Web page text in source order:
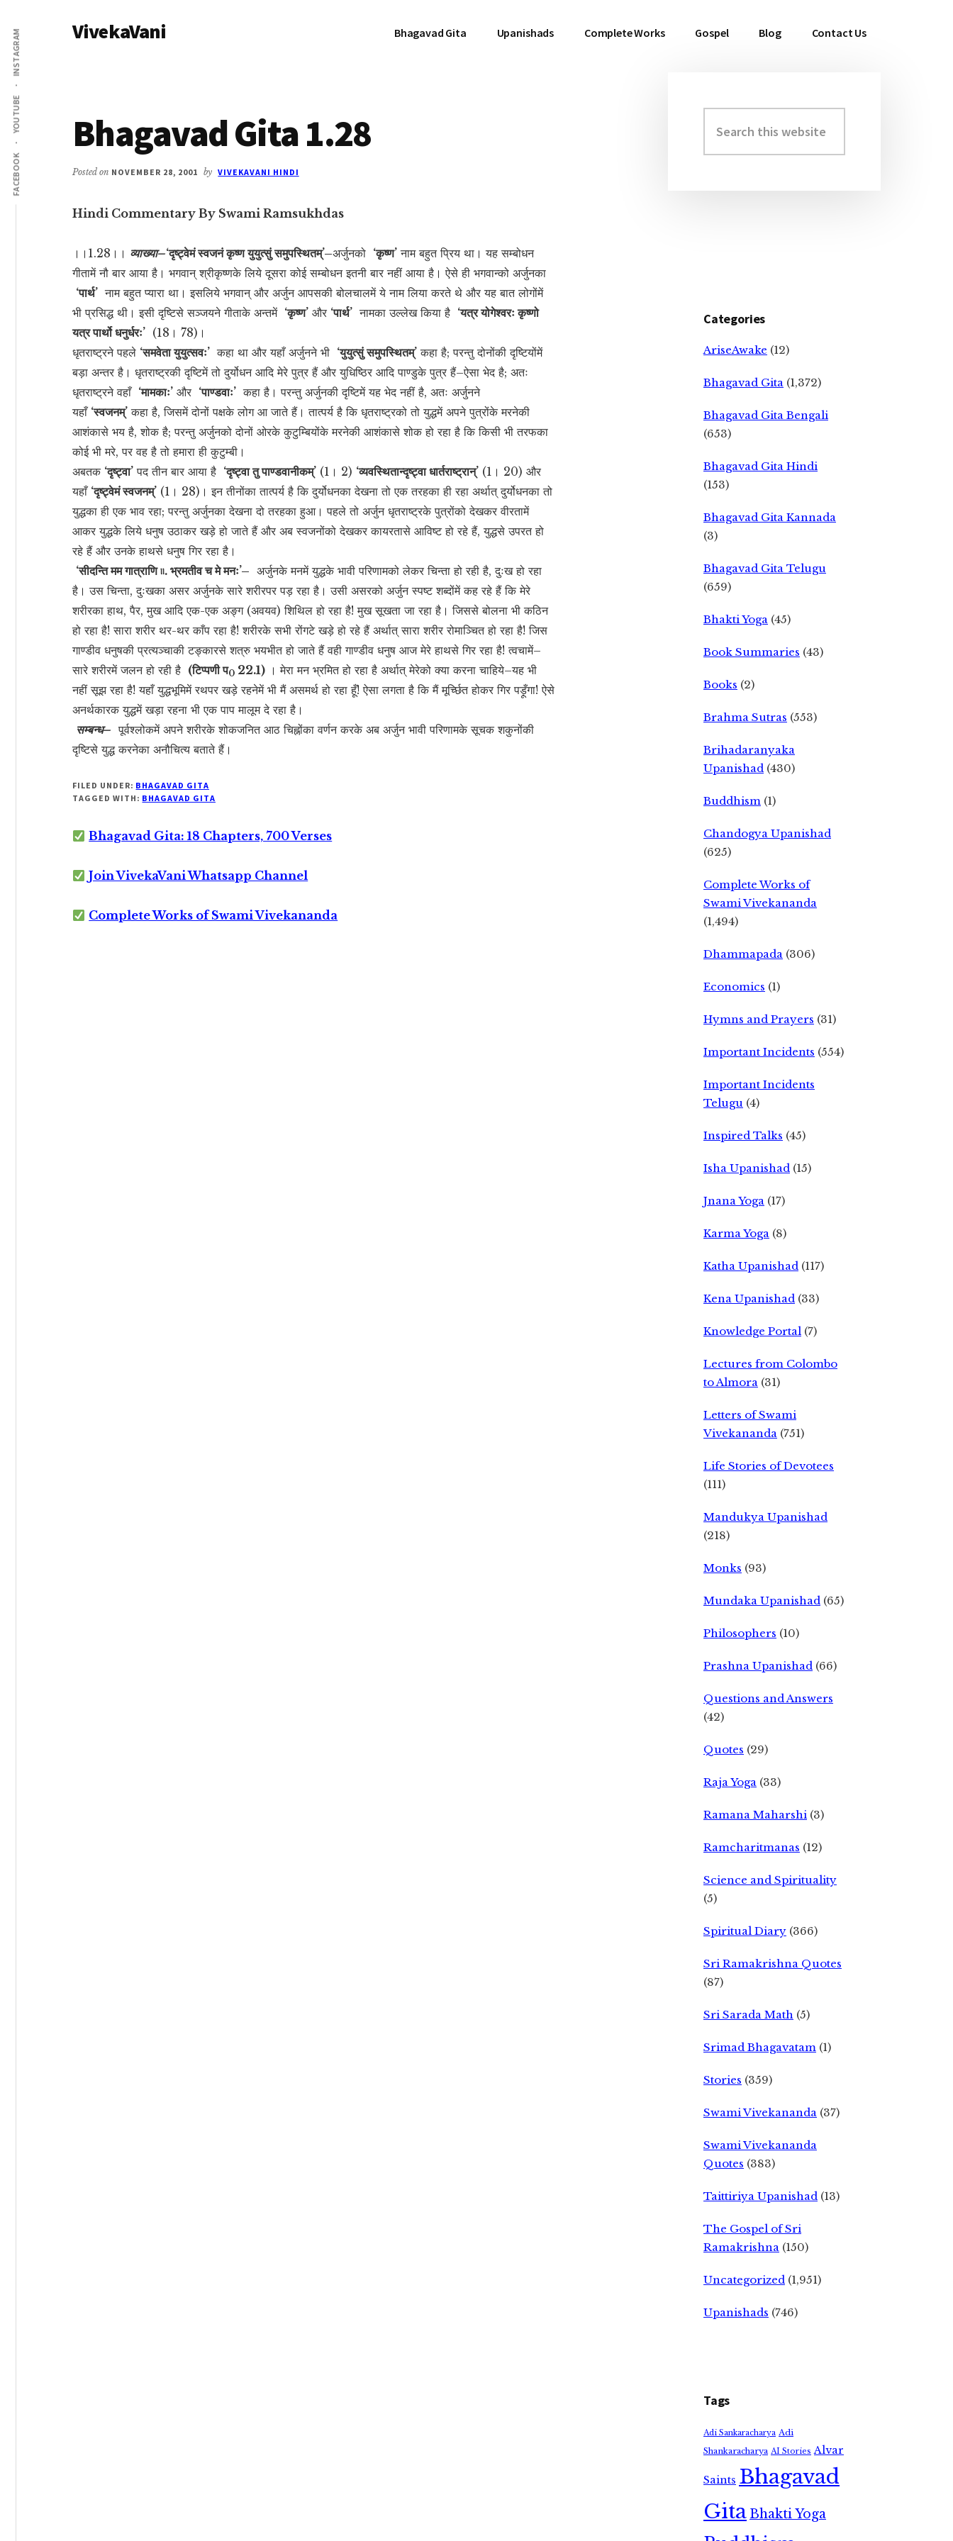
main
content
primary
sidebar
Additional
menu
FACEBOOK
YOUTUBE
INSTAGRAM VivekaVani Bhagavad Gita Upanishads Complete Works Gospel Blog Contact Us
Bhagavad Gita 1.28
Posted on NOVEMBER 28, 2001 by VIVEKAVANI HINDI
Hindi Commentary By Swami Ramsukhdas
।।1.28।। व्याख्या–‘दृष्ट्वेमं स्वजनं कृष्ण युयुत्सुं समुपस्थितम्’–अर्जुनको ‘कृष्ण’ नाम बहुत प्रिय था। यह सम्बोधन
गीतामें नौ बार आया है। भगवान् श्रीकृष्णके लिये दूसरा कोई सम्बोधन इतनी बार नहीं आया है। ऐसे ही भगवान्को अर्जुनका
‘पार्थ’ नाम बहुत प्यारा था। इसलिये भगवान् और अर्जुन आपसकी बोलचालमें ये नाम लिया करते थे और यह बात लोगोंमें
भी प्रसिद्ध थी। इसी दृष्टिसे सञ्जयने गीताके अन्तमें ‘कृष्ण’ और ‘पार्थ’ नामका उल्लेख किया है ‘यत्र योगेश्वरः कृष्णो
यत्र पार्थो धनुर्धरः’ (18। 78)।
धृतराष्ट्रने पहले ‘समवेता युयुत्सवः’ कहा था और यहाँ अर्जुनने भी ‘युयुत्सुं समुपस्थितम्’ कहा है; परन्तु दोनोंकी दृष्टियोंमें
बड़ा अन्तर है। धृतराष्ट्रकी दृष्टिमें तो दुर्योधन आदि मेरे पुत्र हैं और युधिष्ठिर आदि पाण्डुके पुत्र हैं–ऐसा भेद है; अतः
धृतराष्ट्रने वहाँ ‘मामकाः’ और ‘पाण्डवाः’ कहा है। परन्तु अर्जुनकी दृष्टिमें यह भेद नहीं है, अतः अर्जुनने
यहाँ ‘स्वजनम्’ कहा है, जिसमें दोनों पक्षके लोग आ जाते हैं। तात्पर्य है कि धृतराष्ट्रको तो युद्धमें अपने पुत्रोंके मरनेकी
आशंकासे भय है, शोक है; परन्तु अर्जुनको दोनों ओरके कुटुम्बियोंके मरनेकी आशंकासे शोक हो रहा है कि किसी भी तरफका
कोई भी मरे, पर वह है तो हमारा ही कुटुम्बी।
अबतक ‘दृष्ट्वा’ पद तीन बार आया है ‘दृष्ट्वा तु पाण्डवानीकम्’ (1। 2) ‘व्यवस्थितान्दृष्ट्वा धार्तराष्ट्रान्’ (1। 20) और
यहाँ ‘दृष्ट्वेमं स्वजनम्’ (1। 28)। इन तीनोंका तात्पर्य है कि दुर्योधनका देखना तो एक तरहका ही रहा अर्थात् दुर्योधनका तो
युद्धका ही एक भाव रहा; परन्तु अर्जुनका देखना दो तरहका हुआ। पहले तो अर्जुन धृतराष्ट्रके पुत्रोंको देखकर वीरतामें
आकर युद्धके लिये धनुष उठाकर खड़े हो जाते हैं और अब स्वजनोंको देखकर कायरतासे आविष्ट हो रहे हैं, युद्धसे उपरत हो
रहे हैं और उनके हाथसे धनुष गिर रहा है।
‘सीदन्ति मम गात्राणि ৷৷. भ्रमतीव च मे मनः’– अर्जुनके मनमें युद्धके भावी परिणामको लेकर चिन्ता हो रही है, दुःख हो रहा
है। उस चिन्ता, दुःखका असर अर्जुनके सारे शरीरपर पड़ रहा है। उसी असरको अर्जुन स्पष्ट शब्दोंमें कह रहे हैं कि मेरे
शरीरका हाथ, पैर, मुख आदि एक-एक अङ्ग (अवयव) शिथिल हो रहा है! मुख सूखता जा रहा है। जिससे बोलना भी कठिन
हो रहा है! सारा शरीर थर-थर काँप रहा है! शरीरके सभी रोंगटे खड़े हो रहे हैं अर्थात् सारा शरीर रोमाञ्चित हो रहा है! जिस
गाण्डीव धनुषकी प्रत्यञ्चाकी टङ्कारसे शत्रु भयभीत हो जाते हैं वही गाण्डीव धनुष आज मेरे हाथसे गिर रहा है! त्वचामें–
सारे शरीरमें जलन हो रही है (टिप्पणी प0 22.1) । मेरा मन भ्रमित हो रहा है अर्थात् मेरेको क्या करना चाहिये–यह भी
नहीं सूझ रहा है! यहाँ युद्धभूमिमें रथपर खड़े रहनेमें भी मैं असमर्थ हो रहा हूँ! ऐसा लगता है कि मैं मूर्च्छित होकर गिर पड़ूँगा! ऐसे
अनर्थकारक युद्धमें खड़ा रहना भी एक पाप मालूम दे रहा है।
सम्बन्ध– पूर्वश्लोकमें अपने शरीरके शोकजनित आठ चिह्नोंका वर्णन करके अब अर्जुन भावी परिणामके सूचक शकुनोंकी
दृष्टिसे युद्ध करनेका अनौचित्य बताते हैं।
FILED UNDER: BHAGAVAD GITA
TAGGED WITH: BHAGAVAD GITA
Bhagavad Gita: 18 Chapters, 700 Verses
Join VivekaVani Whatsapp Channel
Complete Works of Swami Vivekananda
Primary
Sidebar
this
website
Categories
AriseAwake (12)
Bhagavad Gita (1,372)
Bhagavad Gita Bengali
(653)
Bhagavad Gita Hindi
(153)
Bhagavad Gita Kannada
(3)
Bhagavad Gita Telugu
(659)
Bhakti Yoga (45)
Book Summaries (43)
Books (2)
Brahma Sutras (553)
Brihadaranyaka
Upanishad (430)
Buddhism (1)
Chandogya Upanishad
(625)
Complete Works of
Swami Vivekananda
(1,494)
Dhammapada (306)
Economics (1)
Hymns and Prayers (31)
Important Incidents (554)
Important Incidents
Telugu (4)
Inspired Talks (45)
Isha Upanishad (15)
Jnana Yoga (17)
Karma Yoga (8)
Katha Upanishad (117)
Kena Upanishad (33)
Knowledge Portal (7)
Lectures from Colombo
to Almora (31)
Letters of Swami
Vivekananda (751)
Life Stories of Devotees
(111)
Mandukya Upanishad
(218)
Monks (93)
Mundaka Upanishad (65)
Philosophers (10)
Prashna Upanishad (66)
Questions and Answers
(42)
Quotes (29)
Raja Yoga (33)
Ramana Maharshi (3)
Ramcharitmanas (12)
Science and Spirituality
(5)
Spiritual Diary (366)
Sri Ramakrishna Quotes
(87)
Sri Sarada Math (5)
Srimad Bhagavatam (1)
Stories (359)
Swami Vivekananda (37)
Swami Vivekananda
Quotes (383)
Taittiriya Upanishad (13)
The Gospel of Sri
Ramakrishna (150)
Uncategorized (1,951)
Upanishads (746)
Tags
Adi Sankaracharya Adi
Shankaracharya AI Stories Alvar
Saints Bhagavad
GitaBhakti Yoga